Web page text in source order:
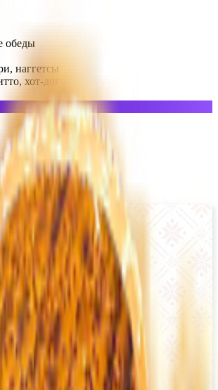
обеды
наггетсы
хот-дог